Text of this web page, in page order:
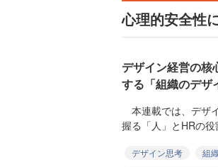
心理的安全性
デザイン経営の
する「組織のデザ
本連載では、デザ
握る「人」とHRの
デザイン思考 組